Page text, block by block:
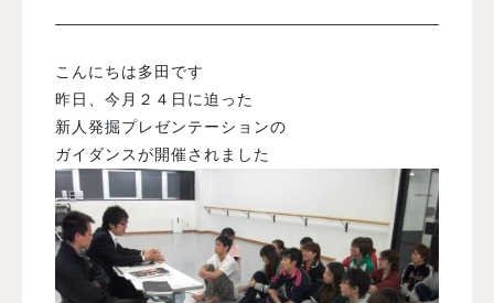
入試案内
学校情報
オープンキャンパス
訪問者別メニュー
こんにちは多田です
昨日、今月２４日に迫った
新人発掘プレゼンテーションの
ガイダンスが開催されました